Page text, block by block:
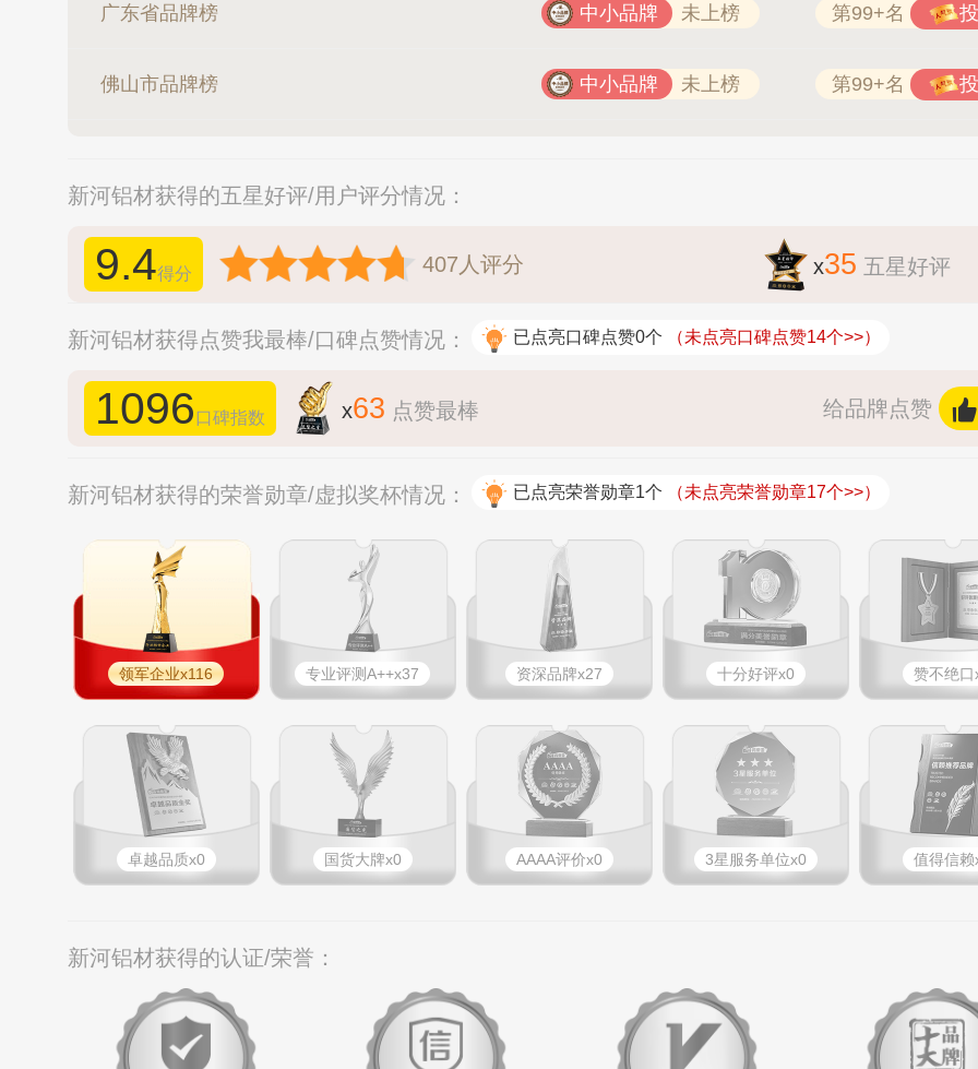
广东省品牌榜 中小品牌 未上榜 第99+名
佛山市品牌榜 中小品牌 未上榜 第99+名
新河铝材获得的五星好评/用户评分情况：
9.4得分 407 人评分 x35 五星好评
新河铝材获得点赞我最棒/口碑点赞情况： 已点亮口碑点赞0个 （未点亮口碑点赞14个>>）
1096口碑指数 x63 点赞最棒 给品牌点赞
新河铝材获得的荣誉勋章/虚拟奖杯情况： 已点亮荣誉勋章1个 （未点亮荣誉勋章17个>>）
领军企业x116 专业​评测A++x37 资深品牌x27 十分好评x0 赞不绝口
卓越品质x0 国货大牌x0 AAAA评价x0 3星服务单位x0 值得信赖
新河铝材获得的认证/荣誉：